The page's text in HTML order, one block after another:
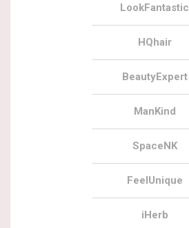
LookFantastic
HQhair
BeautyExpert
ManKind
SpaceNK
FeelUnique
iHerb